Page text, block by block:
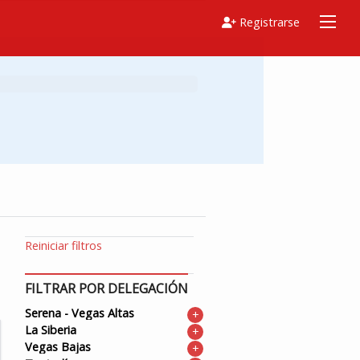
Registrarse
Reiniciar filtros
FILTRAR POR DELEGACIÓN